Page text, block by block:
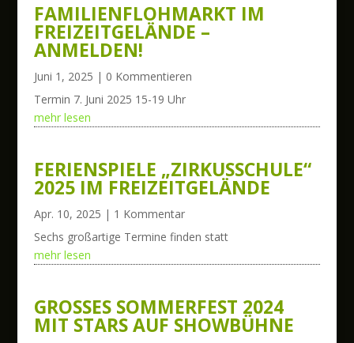
FAMILIENFLOHMARKT IM
FREIZEITGELÄNDE –
ANMELDEN!
Juni 1, 2025 | 0 Kommentieren
Termin 7. Juni 2025 15-19 Uhr
mehr lesen
FERIENSPIELE „ZIRKUSSCHULE“
2025 IM FREIZEITGELÄNDE
Apr. 10, 2025 | 1 Kommentar
Sechs großartige Termine finden statt
mehr lesen
GROSSES SOMMERFEST 2024 M
IT STARS AUF SHOWBÜHNE